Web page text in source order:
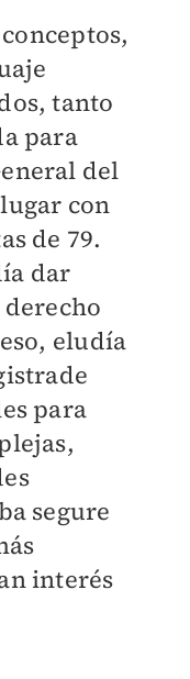
tanto
para
del
con
de 79.
dar
derecho
eludía
para
segure
interés